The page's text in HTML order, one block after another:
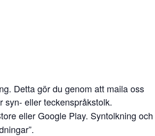
Detta gör du genom att maila oss
syn- eller teckenspråkstolk.
eller Google Play. Syntolkning och